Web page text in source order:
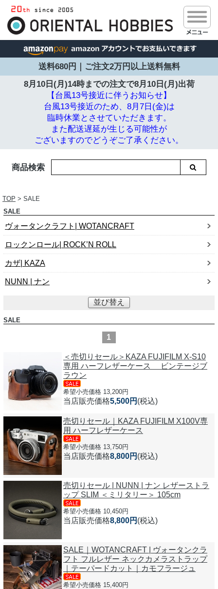
送料680円｜ご注文2万円以上送料無料
8月10日(月)14時までの注文で8月10日(月)出荷
【台風13号接近に伴うお知らせ】
台風13号接近のため、8月7日(金)は
臨時休業とさせていただきます。
また配送遅延が生じる可能性が
ございますのでどうぞご了承ください。
商品検索
TOP > SALE
SALE
ヴォータンクラフト| WOTANCRAFT
ロックンロール| ROCK’N ROLL
カザ| KAZA
NUNN | ナン
並び替え
SALE
1
＜売切りセール＞KAZA FUJIFILM X-S10
専用 ハーフレザーケース ビンテージブ
ラウン
希望小売価格 13,200円
当店販売価格5,500円 (税込)
売切りセール｜KAZA FUJIFILM X100V専
用 ハーフレザーケース
希望小売価格 13,750円
当店販売価格8,800円 (税込)
売切りセール | NUNN | ナン レザーストラ
ップ SLIM ＜ミリタリー＞ 105cm
希望小売価格 10,450円
当店販売価格8,800円 (税込)
SALE｜WOTANCRAFT | ヴォータンクラ
フト フルレザー ネックカメラストラップ
｜テーパードカット｜カモフラージュ
希望小売価格 15,400円